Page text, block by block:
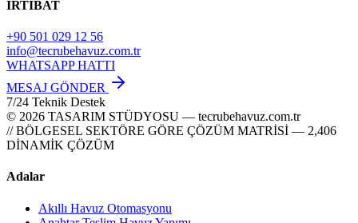
İRTİBAT
+90 501 029 12 56
info@tecrubehavuz.com.tr
WHATSAPP HATTI
MESAJ GÖNDER
7/24 Teknik Destek
© 2026 TASARIM STÜDYOSU — tecrubehavuz.com.tr
// BÖLGESEL SEKTÖRE GÖRE ÇÖZÜM MATRİSİ — 2,406
DİNAMİK ÇÖZÜM
Adalar
Akıllı Havuz Otomasyonu